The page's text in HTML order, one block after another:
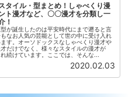
タイル・型まとめ！しゃべくり漫
ト漫才など、〇〇漫才を分類し一
！
が誕生したのは平安時代にまで遡ると言
なお人気の芸能として世の中に受け入れ
す。オーソドックスなしゃべくり漫才や
だけでなく、様々なスタイルの漫才が
続けています。ここでは、そんな...
2020.02.03